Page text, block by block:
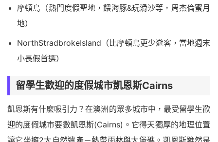
摩頓島（熱門度假聖地，餵海豚&玩滑沙等，周杰倫蜜月
地）
NorthStradbrokeIsland（比摩頓島更少遊客，當地週末
小長假首選）
留學生歡迎的度假城市凱恩斯Cairns
凱恩斯有什麼吸引力？在澳洲的眾多城市中，最受留學生歡
迎的度假城市要數凱恩斯(Cairns)。它得天獨厚的地理位置
讓它坐擁2大自然遺產－熱帶雨林與大堡礁。凱恩斯雖然是